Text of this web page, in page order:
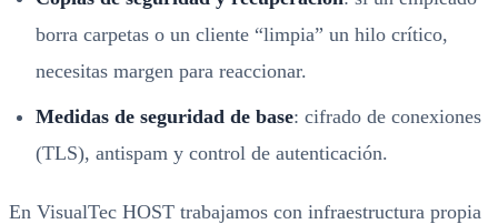
borra carpetas o un cliente “limpia” un hilo crítico,
necesitas margen para reaccionar.
Medidas de seguridad de base: cifrado de conexiones
(TLS), antispam y control de autenticación.
En VisualTec HOST trabajamos con infraestructura propia